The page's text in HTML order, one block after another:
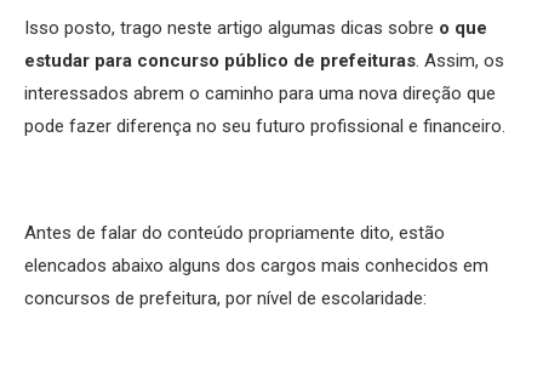
Isso posto, trago neste artigo algumas dicas sobre o que
estudar para concurso público de prefeituras. Assim, os
interessados abrem o caminho para uma nova direção que
pode fazer diferença no seu futuro profissional e financeiro.
Antes de falar do conteúdo propriamente dito, estão
elencados abaixo alguns dos cargos mais conhecidos em
concursos de prefeitura, por nível de escolaridade: